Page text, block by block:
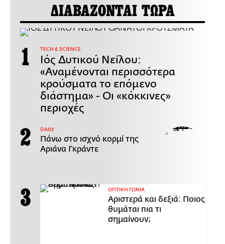
ΔΙΑΒΑΖΟΝΤΑΙ ΤΩΡΑ
ΤECH & SCIENCE
Ιός Δυτικού Νείλου:
«Αναμένονται περισσότερα
κρούσματα το επόμενο
διάστημα» - Οι «κόκκινες»
περιοχές
DAILY
Πάνω στο ισχνό κορμί της
Αριάνα Γκράντε
ΟΠΤΙΚΗ ΓΩΝΙΑ
Αριστερά και δεξιά: Ποιος
θυμάται πια τι
σημαίνουν;